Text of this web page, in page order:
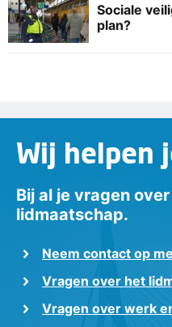
Sociale
plan?
Wij helpen
Bij al je vragen
lidmaatschap.
Neem contact op
Vragen over het
Vragen over werk